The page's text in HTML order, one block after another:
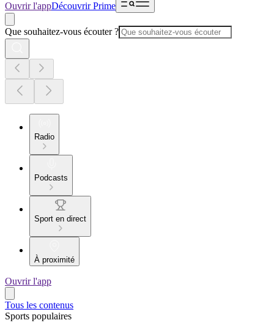
Ouvrir l'appDécouvrir Prime
Que souhaitez-vous écouter ?
Radio
Podcasts
Sport en direct
À proximité
Ouvrir l'app
Tous les contenus
Sports populaires